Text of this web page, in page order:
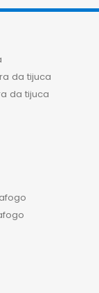
da tijuca
da tijuca